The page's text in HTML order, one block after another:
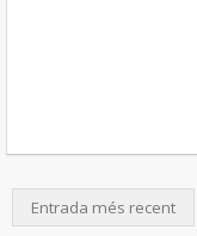
Entrada més recent